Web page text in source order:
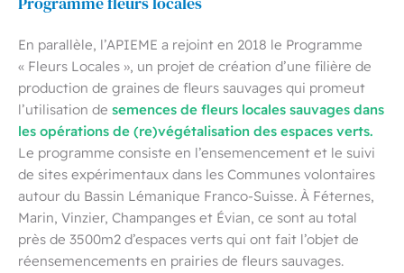
En parallèle, l’APIEME a rejoint en 2018 le Programme
« Fleurs Locales », un projet de création d’une filière de
production de graines de fleurs sauvages qui promeut
l’utilisation de semences de fleurs locales sauvages dans
les opérations de (re)végétalisation des espaces verts.
Le programme consiste en l’ensemencement et le suivi
de sites expérimentaux dans les Communes volontaires
autour du Bassin Lémanique Franco-Suisse. À Féternes,
Marin, Vinzier, Champanges et Évian, ce sont au total
près de 3500m2 d’espaces verts qui ont fait l’objet de
réensemencements en prairies de fleurs sauvages.